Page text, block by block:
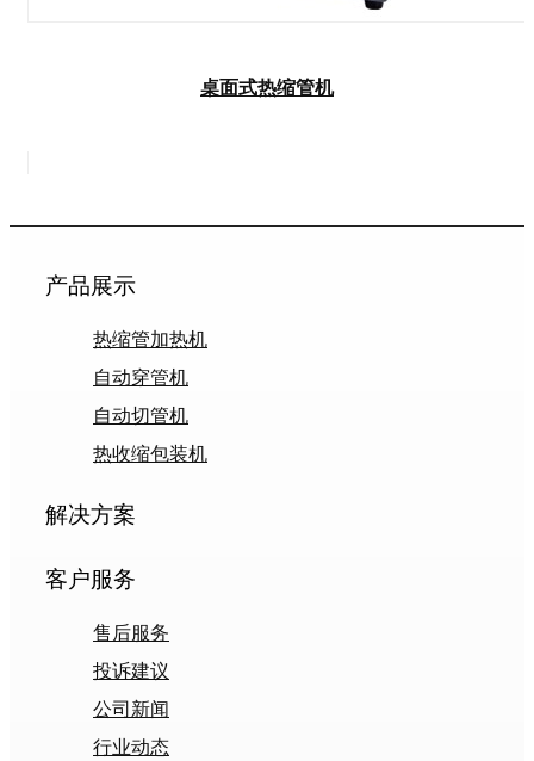
桌面式热缩管机
产品展示
热缩管加热机
自动穿管机
自动切管机
热收缩包装机
解决方案
客户服务
售后服务
投诉建议
公司新闻
行业动态